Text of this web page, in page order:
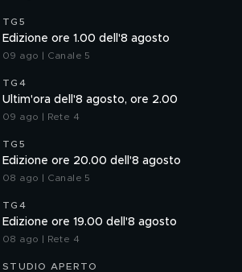
TG5
Edizione ore 1.00 dell'8 agosto
09 ago | Canale 5
TG4
Ultim'ora dell'8 agosto, ore 2.00
09 ago | Rete 4
TG5
Edizione ore 20.00 dell'8 agosto
08 ago | Canale 5
TG4
Edizione ore 19.00 dell'8 agosto
08 ago | Rete 4
STUDIO APERTO